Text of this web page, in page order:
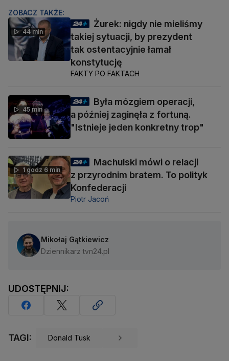
ZOBACZ TAKŻE:
44 min
Żurek: nigdy nie mieliśmy
takiej sytuacji, by prezydent
tak ostentacyjnie łamał
konstytucję
FAKTY PO FAKTACH
45 min
Była mózgiem operacji,
a później zaginęła z fortuną.
"Istnieje jeden konkretny trop"
1 godz 6 min
Machulski mówi o relacji
z przyrodnim bratem. To polityk
Konfederacji
Piotr Jacoń
Mikołaj Gątkiewicz
Dziennikarz tvn24.pl
UDOSTĘPNIJ:
TAGI: Donald Tusk